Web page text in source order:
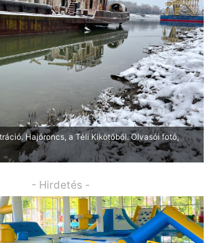
Hajóroncs, a Téli Kikötőből. Olvasói fotó,
- Hirdetés -